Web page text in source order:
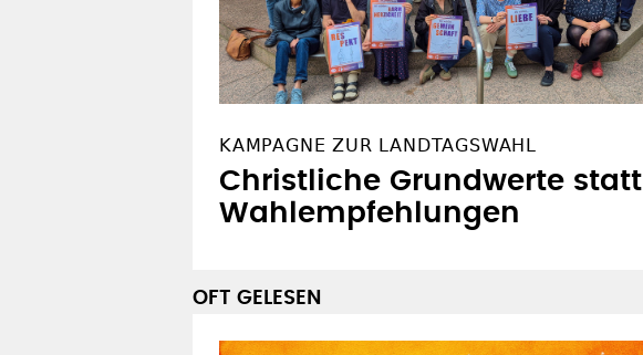
KAMPAGNE ZUR LANDTAGSWAHL
Christliche Grundwerte statt
Wahlempfehlungen
OFT GELESEN